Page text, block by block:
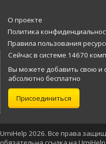
О проекте
Политика
Правила пользования
Сейчас в системе 14670
Вы можете добавить свою и
абсолютно бесплатно
Присоединиться
UmiHelp 2026. Все права